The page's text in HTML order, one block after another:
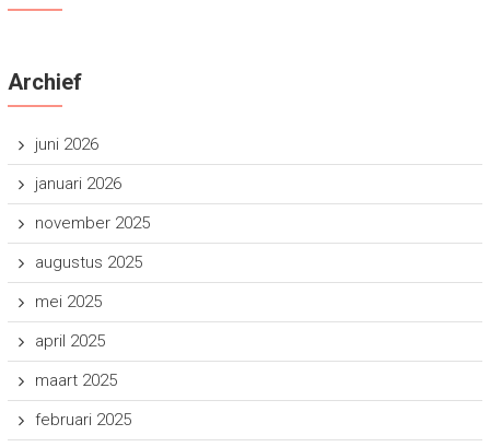
Archief
juni 2026
januari 2026
november 2025
augustus 2025
mei 2025
april 2025
maart 2025
februari 2025